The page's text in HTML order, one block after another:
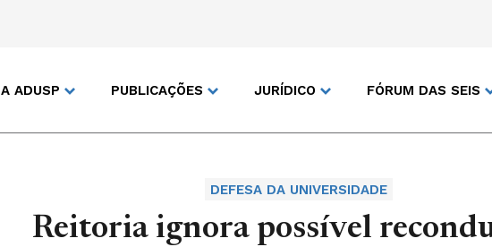
A ADUSP PUBLICAÇÕES JURÍDICO FÓRUM DAS SEIS
DEFESA DA UNIVERSIDADE
Reitoria ignora possível